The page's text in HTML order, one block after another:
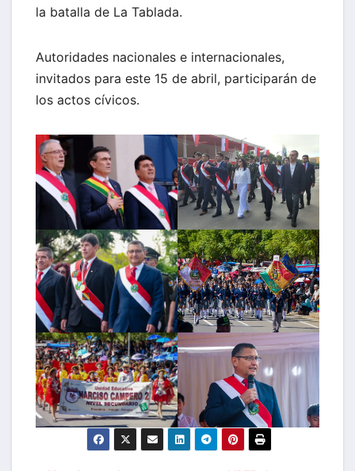
la batalla de La Tablada.
Autoridades nacionales e internacionales,
invitados para este 15 de abril, participarán de
los actos cívicos.